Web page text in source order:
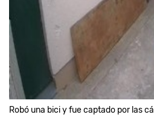
Robó una bici y fue captado por las